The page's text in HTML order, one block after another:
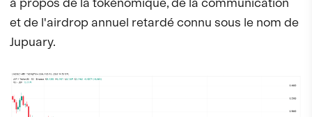
et de l'airdrop annuel retardé connu sous le nom de
Jupuary.